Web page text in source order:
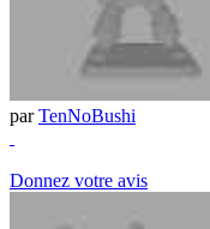
parTenNoBushi
Donnez votre avis